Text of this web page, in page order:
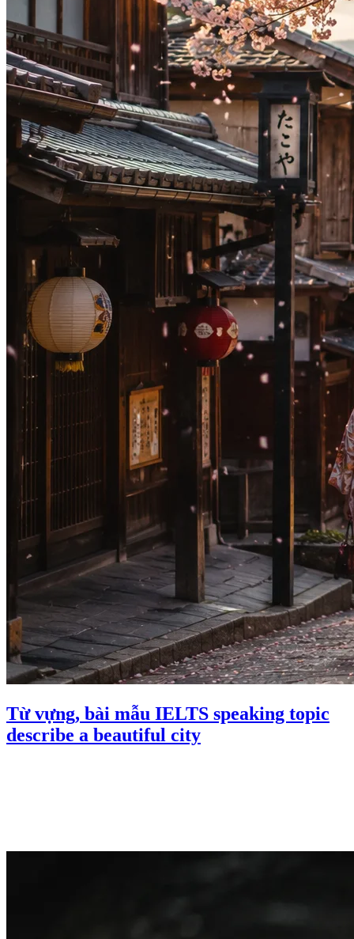
Từ vựng, bài mẫu IELTS speaking topic
describe a beautiful city